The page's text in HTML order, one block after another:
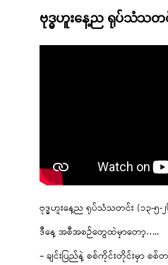
ဗုဒ္ဓဟူးနေ့ည ရုပ်သံသတင်
ဗုဒ္ဓဟူးနေ့ည ရုပ်သံသတင်း (၁၃-၅-၂
ဒီနေ့ အစီအစဉ်တွေထဲမှာတော့…..
– ချင်းပြည်နဲ့ စစ်ကိုင်းတိုင်းမှာ